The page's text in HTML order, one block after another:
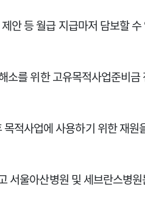
안 등 월급 지급마저 담보할
소를 위한 고유목적사업준비
적사업에 사용하기 위한 재원
서울아산병원 및 세브란스병